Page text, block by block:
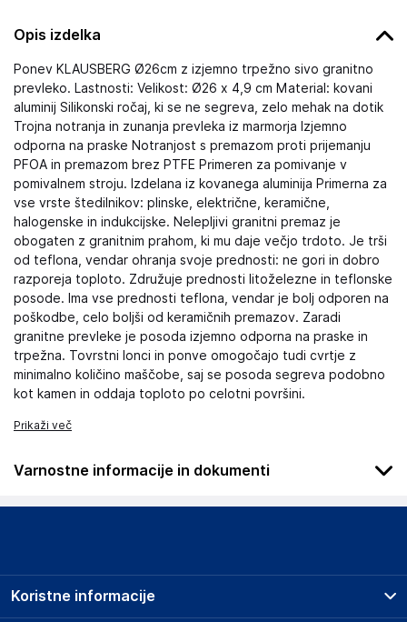
Opis izdelka
Ponev KLAUSBERG Ø26cm z izjemno trpežno sivo granitno
prevleko. Lastnosti: Velikost: Ø26 x 4,9 cm Material: kovani
aluminij Silikonski ročaj, ki se ne segreva, zelo mehak na dotik
Trojna notranja in zunanja prevleka iz marmorja Izjemno
odporna na praske Notranjost s premazom proti prijemanju
PFOA in premazom brez PTFE Primeren za pomivanje v
pomivalnem stroju. Izdelana iz kovanega aluminija Primerna za
vse vrste štedilnikov: plinske, električne, keramične,
halogenske in indukcijske. Nelepljivi granitni premaz je
obogaten z granitnim prahom, ki mu daje večjo trdoto. Je trši
od teflona, vendar ohranja svoje prednosti: ne gori in dobro
razporeja toploto. Združuje prednosti litoželezne in teflonske
posode. Ima vse prednosti teflona, vendar je bolj odporen na
poškodbe, celo boljši od keramičnih premazov. Zaradi
granitne prevleke je posoda izjemno odporna na praske in
trpežna. Tovrstni lonci in ponve omogočajo tudi cvrtje z
minimalno količino maščobe, saj se posoda segreva podobno
kot kamen in oddaja toploto po celotni površini.
Prikaži več
Varnostne informacije in dokumenti
Podatki o proizvajalcu
SUPER MERCHANT SPÓŁKA AKCYJNA
Koristne informacije